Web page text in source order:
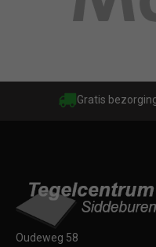
Gratis
Oudeweg 58